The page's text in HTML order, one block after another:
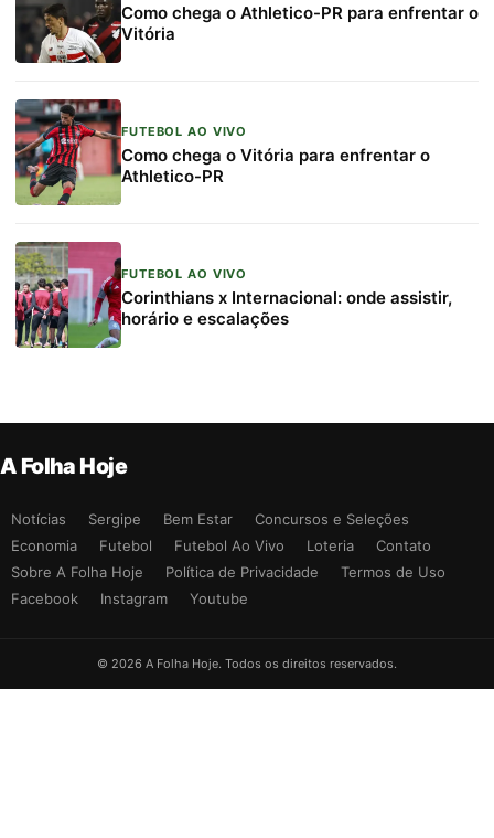
Como chega o Athletico-PR para enfrentar o
Vitória
FUTEBOL AO VIVO
Como chega o Vitória para enfrentar o
Athletico-PR
FUTEBOL AO VIVO
Corinthians x Internacional: onde assistir,
horário e escalações
A Folha Hoje
Notícias Sergipe Bem Estar
Concursos e Seleções
Economia
Futebol Futebol Ao Vivo Loteria
Contato
Sobre A Folha Hoje
Política de Privacidade
Termos de Uso
Facebook
Instagram Youtube
© 2026 A Folha Hoje. Todos os direitos reservados.